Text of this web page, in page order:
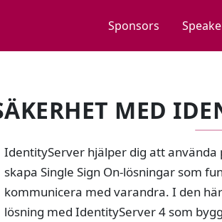
Sponsors
MED
IdentityServer hjälper dig att använda
skapa Single Sign On-lösningar som
kommunicera med varandra. I den
lösning med IdentityServer 4 som